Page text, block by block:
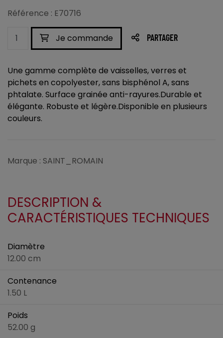
Référence : E70716
Je commande PARTAGER
Une gamme complète de vaisselles, verres et
pichets en copolyester, sans bisphénol A, sans
phtalate. Surface grainée anti-rayures.Durable et
élégante. Robuste et légère.Disponible en plusieurs
couleurs.
Marque : SAINT_ROMAIN
DESCRIPTION &
CARACTÉRISTIQUES TECHNIQUES
Diamètre
12.00 cm
Contenance
1.50 L
Poids
52.00 g